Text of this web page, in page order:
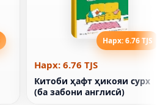
Нарх: 6.76 TJS
Нарх: 6.76 TJS
Китоби ҳафт ҳикояи сурх
(ба забони англисӣ)